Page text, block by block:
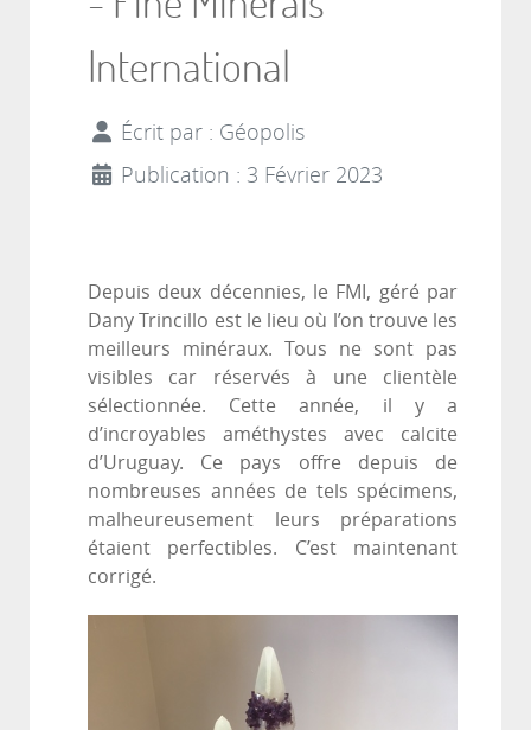
International
Écrit par : Géopolis
Publication : 3 Février 2023
Depuis deux décennies, le FMI, géré par
Dany Trincillo est le lieu où l’on trouve les
meilleurs minéraux. Tous ne sont pas
visibles car réservés à une clientèle
sélectionnée. Cette année, il y a
d’incroyables améthystes avec calcite
d’Uruguay. Ce pays offre depuis de
nombreuses années de tels spécimens,
malheureusement leurs préparations
étaient perfectibles. C’est maintenant
corrigé.